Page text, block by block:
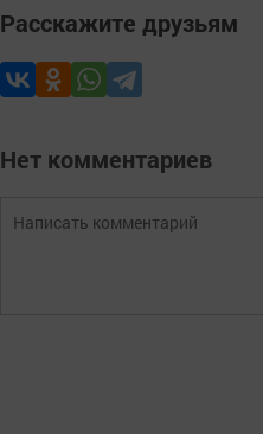
Расскажите друзьям
Нет комментариев